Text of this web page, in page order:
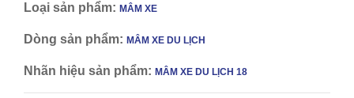
Loại sản phẩm: MÂM XE
Dòng sản phẩm: MÂM XE DU LỊCH
Nhãn hiệu sản phẩm: MÂM XE DU LỊCH 18